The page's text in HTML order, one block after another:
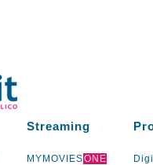
Streaming
MYMOVIESONE